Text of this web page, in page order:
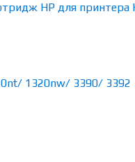
HP для принтера